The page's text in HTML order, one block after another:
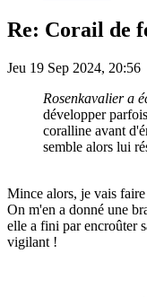
Re: Corail de
Jeu 19 Sep 2024, 20:56
Rosenkavalier a
développer
coralline avant
semble alors lui
Mince alors, je vais
On m'en a donné une
elle a fini par encroûter
vigilant !